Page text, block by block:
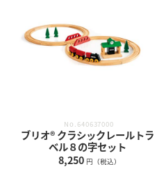
No.640637000
ブリオ® クラシックレールトラ
ベル８の字セット
8,250 円（税込）